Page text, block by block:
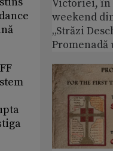
Victoriei,
weekend
„Străzi
Promenadă